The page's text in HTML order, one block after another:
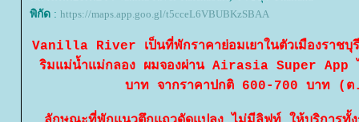
พิกัด : https://maps.app.goo.gl/t5cceL6VBUBKzSBAA
Vanilla River เป็นที่พักราคาย่อมเยาในตัวเมืองราช
ริมแม่น้ำแม่กลอง ผมจองผ่าน Airasia Super App
บาท จากราคาปกติ 600-700 บาท (